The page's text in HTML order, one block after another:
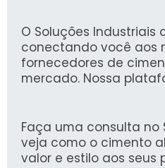
execução e os custos.
O Soluções Industriais
conectando você aos
fornecedores de
mercado. Nossa
eficiente e segura na
industriais.
Faça uma consulta no
veja como o cimento
valor e estilo aos seus